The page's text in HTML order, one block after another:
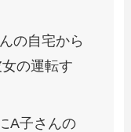
の自宅から
の運転す
A子さんの